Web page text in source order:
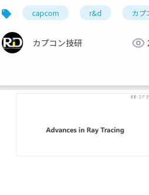
cedec2016 re engine
カプコン技研 cedec ゲーム
ド、開発スタッフ間のコミュニケ
ョンの具体的な方法解説(前半)
capcom r&d カプ
カプコン技研